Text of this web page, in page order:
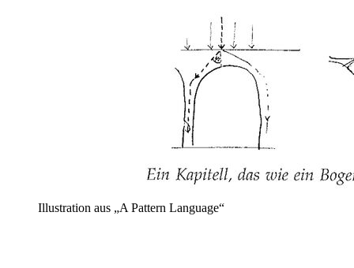
Illustration aus „A Pattern Language“